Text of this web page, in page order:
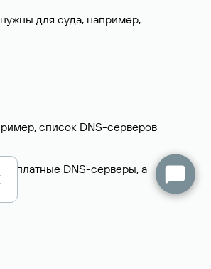
для суда, например,
список DNS-серверов
DNS-серверы, а